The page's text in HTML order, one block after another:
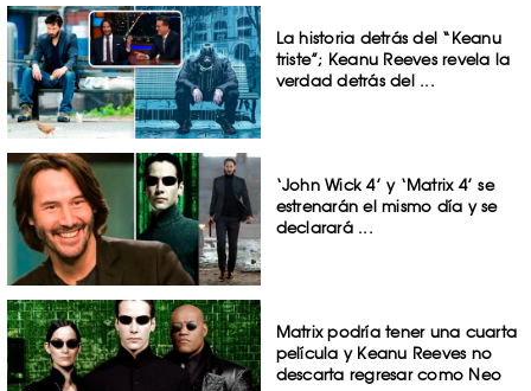
La historia detrás del “Keanu
triste”; Keanu Reeves revela la
verdad detrás del ...
‘John Wick 4’ y ‘Matrix 4’ se
estrenarán el mismo día y se
declarará ...
Matrix podría tener una cuarta
película y Keanu Reeves no
descarta regresar como Neo